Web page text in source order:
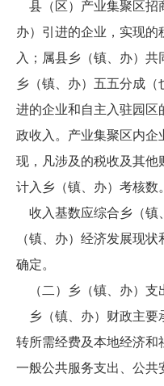
县（区）产业集聚区招
办）引进的企业，实现的
入；属县乡（镇、办）
乡（镇、办）五五分成（
进的企业和自主入驻园区
政收入。产业集聚区内企
现，凡涉及的税收及其他
计入乡（镇、办）考核数。
收入基数应综合乡（镇
（镇、办）经济发展现
确定。
（二）乡（镇、办）支
乡（镇、办）财政主要
转所需经费及本地经济和
一般公共服务支出、公共